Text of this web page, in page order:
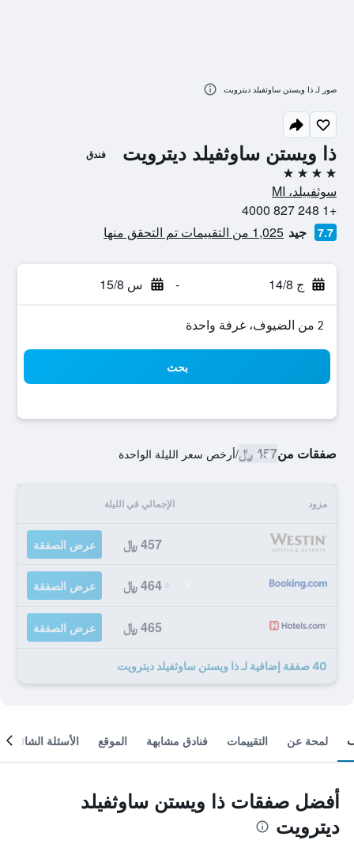
ذا ويستن ساوثفيلد ديترويت فندق
4 نجوم
سوثفييلد، MI
+1 248 827 4000
7.7 جيد 1,025 من التقييمات تم التحقق منها
ج 14/8 - س 15/8
2 من الضيوف، غرفة واحدة
بحث
صفقات من457 ﷼ /أرخص سعر الليلة الواحدة
مزود الإجمالي في الليلة
457 ﷼ عرض الصفقة
464 ﷼ عرض الصفقة
465 ﷼ عرض الصفقة
40 صفقة إضافية لـ ذا ويستن ساوثفيلد ديترويت
صور لـ ذا ويستن ساوثفيلد ديترويت
لمحة عن التقييمات فنادق مشابهة الموقع الأسئلة الشائعة
أفضل صفقات ذا ويستن ساوثفيلد
ديترويت